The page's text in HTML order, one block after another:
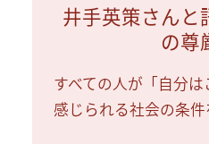
井手英策さんと
の尊
すべての人が「自分
感じられる社会の条件